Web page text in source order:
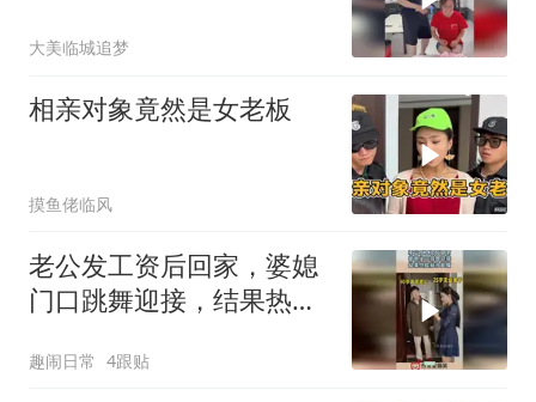
大美临城追梦
相亲对象竟然是女老板
摸鱼佬临风
老公发工资后回家，婆媳
门口跳舞迎接，结果热脸
趣闹日常 4跟贴